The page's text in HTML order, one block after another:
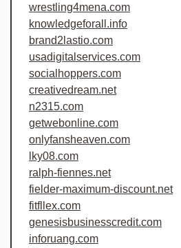
wrestling4mena.com
knowledgeforall.info
brand2lastio.com
usadigitalservices.com
socialhoppers.com
creativedream.net
n2315.com
getwebonline.com
onlyfansheaven.com
lky08.com
ralph-fiennes.net
fielder-maximum-discount.net
fitfllex.com
genesisbusinesscredit.com
inforuang.com